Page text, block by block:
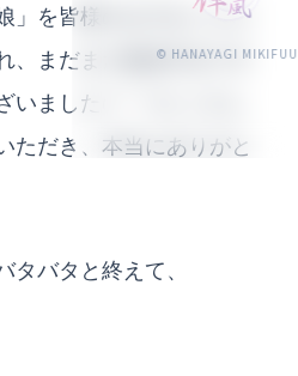
© HANAYAGI MIKIFUU
」を皆様のお力をいただ
、まだまだ勉強不足です
ました(*´˘`*)たくさん
ただき、本当にありがと
バタと終えて、